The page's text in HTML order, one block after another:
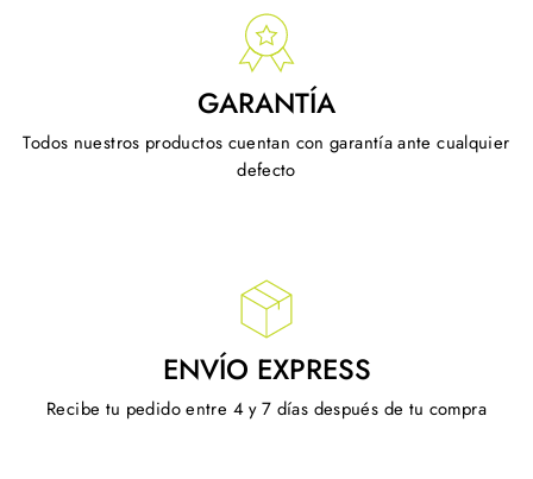
GARANTÍA
Todos nuestros productos cuentan con garantía ante cualquier
defecto
ENVÍO EXPRESS
Recibe tu pedido entre 4 y 7 días después de tu compra